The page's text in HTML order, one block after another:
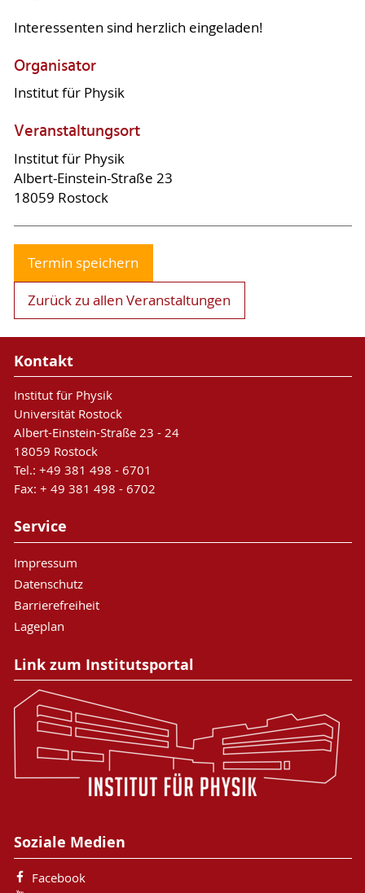
Interessenten sind herzlich eingeladen!
Organisator
Institut für Physik
Veranstaltungsort
Institut für Physik
Albert-Einstein-Straße 23
18059 Rostock
Termin speichern
Zurück zu allen Veranstaltungen
Kontakt
Institut für Physik
Universität Rostock
Albert-Einstein-Straße 23 - 24
18059 Rostock
Tel.: +49 381 498 - 6701
Fax: + 49 381 498 - 6702
Service
Impressum
Datenschutz
Barrierefreiheit
Lageplan
Link zum Institutsportal
Soziale Medien
Facebook